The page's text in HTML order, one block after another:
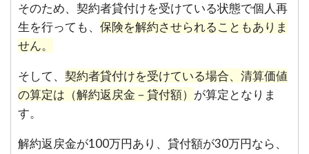
そのため、契約者貸付けを受けている状態で個人再
生を行っても、 保険を解約させられることもありま
せん。
そして、 契約者貸付けを受けている場合、清算価値
の算定は（解約返戻金－貸付額） が算定となりま
す。
解約返戻金が100万円あり、貸付額が30万円なら、